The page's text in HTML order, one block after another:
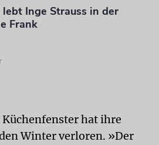
Inge Strauss in der
Frank
hat ihre
Winter verloren. »Der